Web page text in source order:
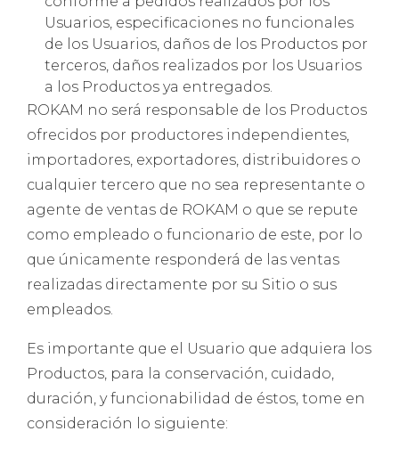
Usuarios, especificaciones no funcionales
de los Usuarios, daños de los Productos por
terceros, daños realizados por los Usuarios
a los Productos ya entregados.
ROKAM no será responsable de los Productos
ofrecidos por productores independientes,
importadores, exportadores, distribuidores o
cualquier tercero que no sea representante o
agente de ventas de ROKAM o que se repute
como empleado o funcionario de este, por lo
que únicamente responderá de las ventas
realizadas directamente por su Sitio o sus
empleados.
Es importante que el Usuario que adquiera los
Productos, para la conservación, cuidado,
duración, y funcionabilidad de éstos, tome en
consideración lo siguiente: